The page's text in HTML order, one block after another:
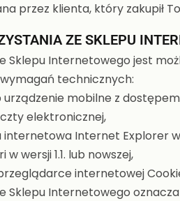
przez klienta, który zakupił
ZE SKLEPU
Sklepu Internetowego jest
technicznych:
mobilne z
elektronicznej,
Internet Explorer w
w wersji 1.1. lub nowszej,
internetowej
Sklepu Internetowego